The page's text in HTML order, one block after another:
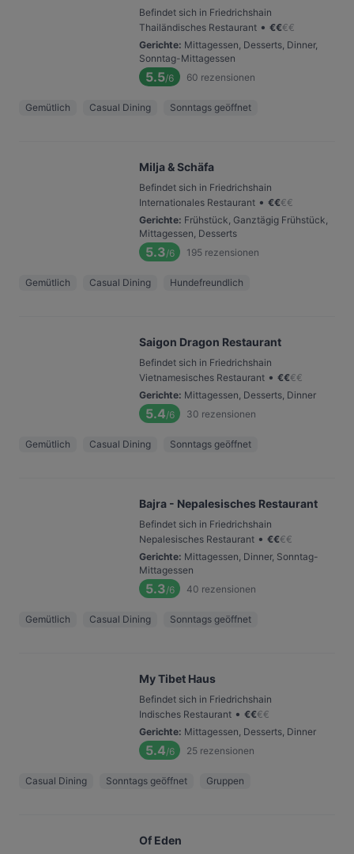
Befindet sich in Friedrichshain
Thailändisches Restaurant • €€€€
Gerichte: Mittagessen, Desserts, Dinner,
Sonntag-Mittagessen
5.5/6 60 rezensionen
Gemütlich Casual Dining Sonntags geöffnet
Milja & Schäfa
Befindet sich in Friedrichshain
Internationales Restaurant • €€€€
Gerichte: Frühstück, Ganztägig Frühstück,
Mittagessen, Desserts
5.3/6 195 rezensionen
Gemütlich Casual Dining Hundefreundlich
Saigon Dragon Restaurant
Befindet sich in Friedrichshain
Vietnamesisches Restaurant • €€€€
Gerichte: Mittagessen, Desserts, Dinner
5.4/6 30 rezensionen
Gemütlich Casual Dining Sonntags geöffnet
Bajra - Nepalesisches Restaurant
Befindet sich in Friedrichshain
Nepalesisches Restaurant • €€€€
Gerichte: Mittagessen, Dinner, Sonntag-
Mittagessen
5.3/6 40 rezensionen
Gemütlich Casual Dining Sonntags geöffnet
My Tibet Haus
Befindet sich in Friedrichshain
Indisches Restaurant • €€€€
Gerichte: Mittagessen, Desserts, Dinner
5.4/6 25 rezensionen
Casual Dining Sonntags geöffnet Gruppen
Of Eden